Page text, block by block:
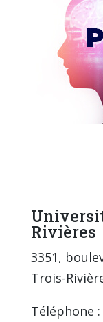
Rivières
3351,
Trois-
Téléphone :